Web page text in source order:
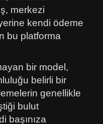
merkezi
kendi ödeme
bu platforma
bir model,
belirli bir
genellikle
bulut
başınıza